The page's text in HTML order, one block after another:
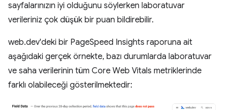
sayfalarınızın iyi olduğunu söylerken laboratuvar
verileriniz çok düşük bir puan bildirebilir.
web.dev'deki bir PageSpeed Insights raporuna ait
aşağıdaki gerçek örnekte, bazı durumlarda laboratuvar
ve saha verilerinin tüm Core Web Vitals metriklerinde
farklı olabileceği gösterilmektedir: